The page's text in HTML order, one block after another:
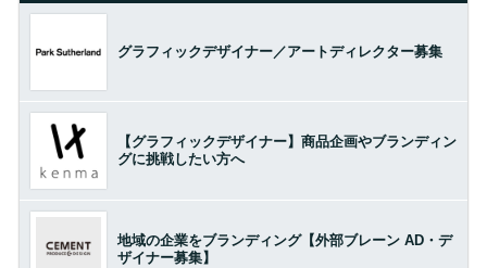
グラフィックデザイナー／アートディレクター募集
【グラフィックデザイナー】商品企画やブランディン
グに挑戦したい方へ
地域の企業をブランディング【外部ブレーン AD・デ
ザイナー募集】